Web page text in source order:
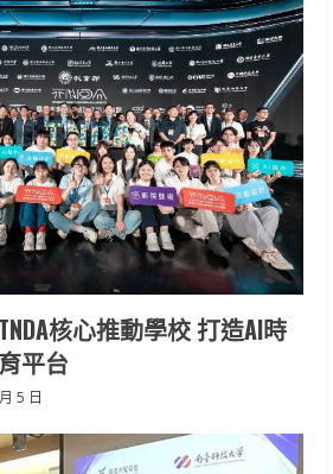
核心推動學校 打造AI時
平台
5 日